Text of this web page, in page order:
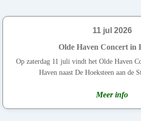
11 jul 2026
Olde Haven Concert in
Op zaterdag 11 juli vindt het Olde Haven
Haven naast De Hoeksteen aan de
Meer info